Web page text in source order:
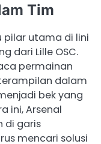
Tim
pilar utama di lini
dari Lille OSC.
permainan
dalam
bek yang
ini, Arsenal
di garis
mencari solusi